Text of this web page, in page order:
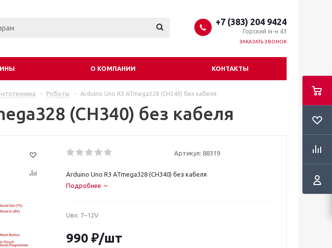
+7 (383) 204 9424
Горский м-н 43
ЗАКАЗАТЬ ЗВОНОК
О КОМПАНИИ КОНТАКТЫ
- Роботы - Arduino Uno R3 ATmega328 (CH340) без кабеля
(CH340) без кабеля
Артикул: 88319
Arduino Uno R3 ATmega328 (CH340) без кабеля
Подробнее
Uвх: 7~12V
990 ₽/шт